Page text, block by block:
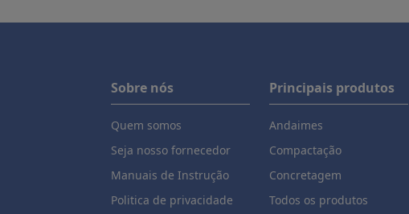
Sobre nós
Quem somos
Seja nosso fornecedor
Manuais de Instrução
Politica de privacidade
Principais produtos
Andaimes
Compactação
Concretagem
Todos os produtos